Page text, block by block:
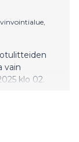
vain
klo 02.